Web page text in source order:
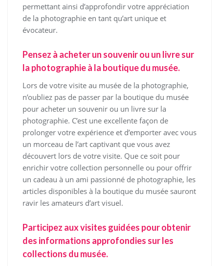
permettant ainsi d’approfondir votre appréciation
de la photographie en tant qu’art unique et
évocateur.
Pensez à acheter un souvenir ou un livre sur
la photographie à la boutique du musée.
Lors de votre visite au musée de la photographie,
n’oubliez pas de passer par la boutique du musée
pour acheter un souvenir ou un livre sur la
photographie. C’est une excellente façon de
prolonger votre expérience et d’emporter avec vous
un morceau de l’art captivant que vous avez
découvert lors de votre visite. Que ce soit pour
enrichir votre collection personnelle ou pour offrir
un cadeau à un ami passionné de photographie, les
articles disponibles à la boutique du musée sauront
ravir les amateurs d’art visuel.
Participez aux visites guidées pour obtenir
des informations approfondies sur les
collections du musée.